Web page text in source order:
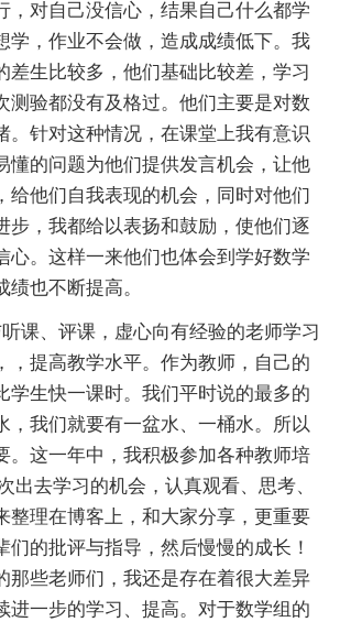
，对自己没信心，结果自己什么都学
学，作业不会做，造成成绩低下。我
差生比较多，他们基础比较差，学习
测验都没有及格过。他们主要是对数
。针对这种情况，在课堂上我有意识
懂的问题为他们提供发言机会，让他
给他们自我表现的机会，同时对他们
步，我都给以表扬和鼓励，使他们逐
心。这样一来他们也体会到学好数学
也不断提高。
课、评课，虚心向有经验的老师学习
，提高教学水平。作为教师，自己的
学生快一课时。我们平时说的最多的
，我们就要有一盆水、一桶水。所以
。这一年中，我积极参加各种教师培
出去学习的机会，认真观看、思考、
整理在博客上，和大家分享，更重要
们的批评与指导，然后慢慢的成长！
那些老师们，我还是存在着很大差异
进一步的学习、提高。对于数学组的